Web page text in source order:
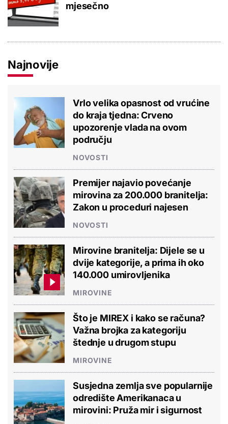
mjesečno
Najnovije
Vrlo velika opasnost od vrućine
do kraja tjedna: Crveno
upozorenje vlada na ovom
području
NOVOSTI
Premijer najavio povećanje
mirovina za 200.000 branitelja:
Zakon u proceduri najesen
NOVOSTI
Mirovine branitelja: Dijele se u
dvije kategorije, a prima ih oko
140.000 umirovljenika
MIROVINE
Što je MIREX i kako se računa?
Važna brojka za kategoriju
štednje u drugom stupu
MIROVINE
Susjedna zemlja sve popularnije
odredište Amerikanaca u
mirovini: Pruža mir i sigurnost